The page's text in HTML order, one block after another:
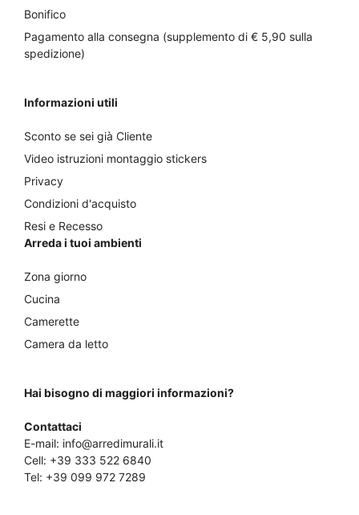
Bonifico
Pagamento alla consegna (supplemento di € 5,90 sulla
spedizione)
Informazioni utili
Sconto se sei già Cliente
Video istruzioni montaggio stickers
Privacy
Condizioni d'acquisto
Resi e Recesso
Arreda i tuoi ambienti
Zona giorno
Cucina
Camerette
Camera da letto
Hai bisogno di maggiori informazioni?
Contattaci
E-mail: info@arredimurali.it
Cell: +39 333 522 6840
Tel: +39 099 972 7289